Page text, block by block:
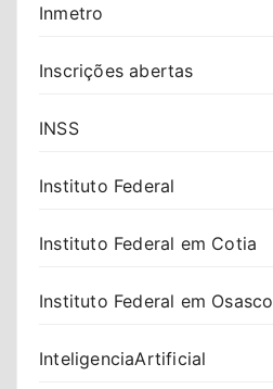
Inmetro
Inscrições abertas
INSS
Instituto Federal
Instituto Federal em Cotia
Instituto Federal em Osasco
InteligenciaArtificial